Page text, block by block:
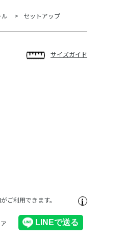
セットアップ
サイズガイド
ご利用できます。